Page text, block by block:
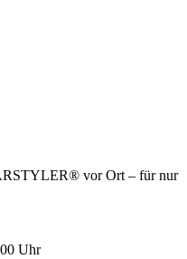
vor Ort – für nur
Uhr